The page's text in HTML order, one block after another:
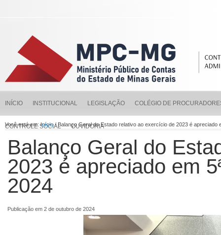
INÍCIO INSTITUCIONAL LEGISLAÇÃO COLÉGIO DE
CONTROLE SOCIAL OUVIDORIA
Você está em:Início/ Balanço Geral do Estado relativo ao exercício de 2023 é
Balanço Geral do
2023 é apreciado em
2024
Publicação em 2 de outubro de 2024